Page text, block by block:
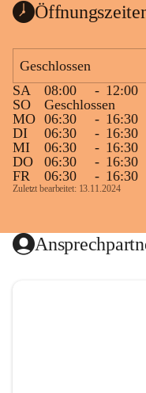
Geschlossen
SA
08:00 - 12:00
SO
Geschlossen
MO 06:30 - 16:30
DI
06:30 - 16:30
MI
06:30 - 16:30
DO
06:30 - 16:30
FR
06:30 - 16:30
Zuletzt bearbeitet: 13.11.2024